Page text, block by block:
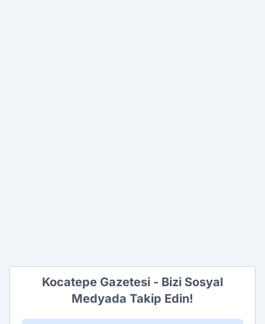
Kocatepe Gazetesi - Bizi Sosyal
Medyada Takip Edin!